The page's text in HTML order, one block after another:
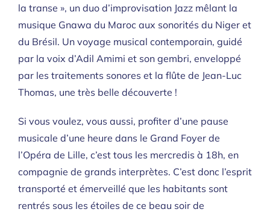
la transe », un duo d’improvisation Jazz mêlant la
musique Gnawa du Maroc aux sonorités du Niger et
du Brésil. Un voyage musical contemporain, guidé
par la voix d’Adil Amimi et son gembri, enveloppé
par les traitements sonores et la flûte de Jean-Luc
Thomas, une très belle découverte !
Si vous voulez, vous aussi, profiter d’une pause
musicale d’une heure dans le Grand Foyer de
l’Opéra de Lille, c’est tous les mercredis à 18h, en
compagnie de grands interprètes. C’est donc l’esprit
transporté et émerveillé que les habitants sont
rentrés sous les étoiles de ce beau soir de